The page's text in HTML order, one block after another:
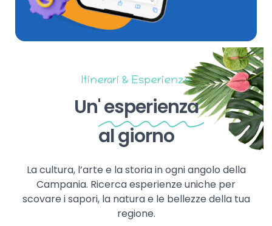
Itinerari & Esperienze
Un'esperienza
al giorno
La cultura, l’arte e la storia in ogni angolo della
Campania. Ricerca esperienze uniche per
scovare i sapori, la natura e le bellezze della tua
regione.